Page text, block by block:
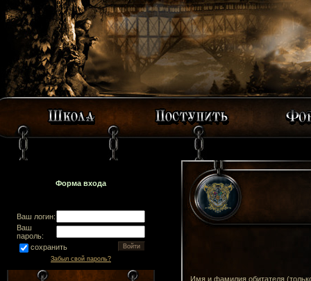
Форма входа
Ваш логин:
Ваш
пароль:
сохранить
Забыл свой пароль?
Имя и фамилия обитателя